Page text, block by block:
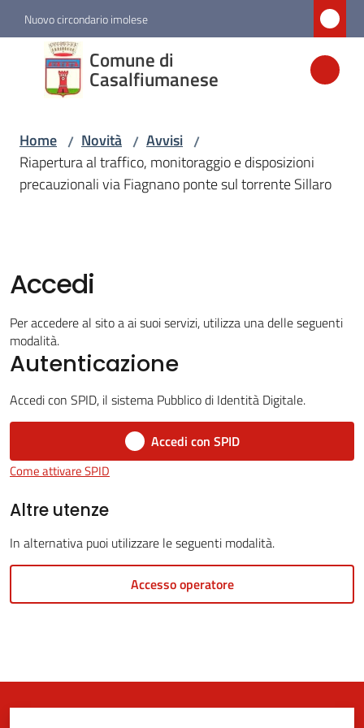
Vai al contenuto
Vai alla navigazione
Vai al footer
Nuovo circondario imolese
Comune di
Casalfiumanese
Comune di
Casalfiumanese
Amministrazione
Casalfiumanese
on-
gli
Home / Novità / Avvisi /
Riapertura al traffico, monitoraggio e disposizioni
precauzionali via Fiagnano ponte sul torrente Sillaro
Accedi
Per accedere al sito a ai suoi servizi, utilizza una delle seguenti
modalità.
Autenticazione
Accedi con SPID, il sistema Pubblico di Identità Digitale.
Accedi con SPID
Come attivare SPID
Altre utenze
In alternativa puoi utilizzare le seguenti modalità.
Accesso operatore